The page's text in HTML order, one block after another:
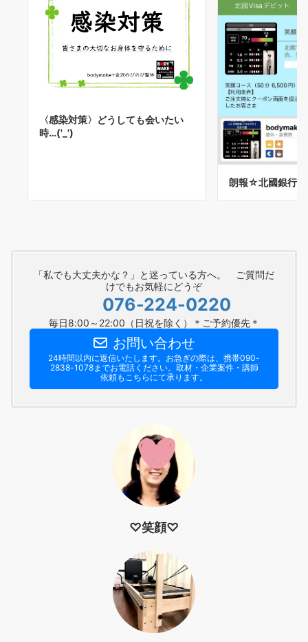
〈感染対策〉どうしても会いたい
時…('_')
朗報☆北國銀行
「私でも大丈夫かな？」と迷っている方へ。 ご質問だ
けでもお気軽にどうぞ
076-224-0220
毎日8:00～22:00（日祝を除く）＊ご予約優先＊
お問い合わせ
24時間以内に返信いたします。お急ぎの際は、携帯090-
2838-1078までお電話ください。​取材・企業案件・講師
依頼もこちらにて承ります。
♡笑顔♡